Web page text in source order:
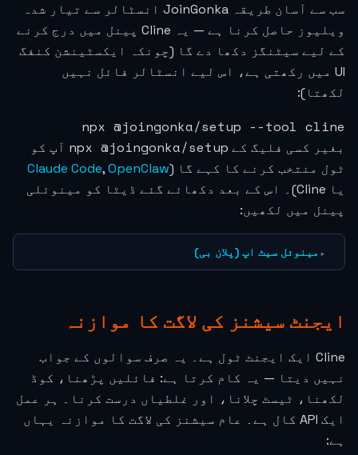
سب سے آسان طریقہ JoinGonka انسٹالر سے تیار شدہ
ویلیوز حاصل کرنا ہے — یہ Cline پینل میں درج کرنے
کے لیے سیٹنگز دکھا دے گا (چونکہ ایکسٹینشن کنفگ
UI میں رکھتی ہے، اس لیے انسٹالر فائل نہیں
لکھتا):
npx @joingonka/setup --tool cline
بغیر کسی فلیگ کے npx @joingonka/setup آپ کو
ٹول منتخب کرنے کا کہے گا (
Claude Code,OpenClaw
یا Cline)۔ اس کے بعد دکھائے گئے ڈیٹا کو مینوئلی
پینل میں لکھیں:
مینوئل سیٹ اپ (پلان بی)
ایجنٹ سیشنز کی لاگت کا موازنہ
Cline ایک ایجنٹ ٹول ہے۔ یہ صرف سوالوں کے جواب
نہیں دیتا — یہ کام کرتا ہے: فائلیں پڑھنا، کوڈ
لکھنا، ٹیسٹ چلانا، اور غلطیاں درست کرنا۔ ہر عمل
ایک API کال ہے۔ عام سیشنز کی لاگت کا موازنہ یہاں
ہے: